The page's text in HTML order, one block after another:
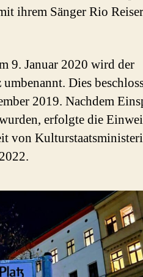
ihrem Sänger Rio
9. Januar 2020 wird der
umbenannt. Dies
2019. Nachdem
erfolgte die
von